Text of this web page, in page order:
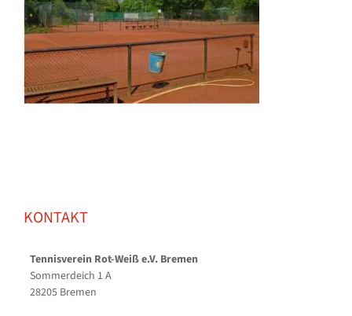
KONTAKT
Tennisverein Rot-Weiß e.V. Bremen
Sommerdeich 1 A
28205 Bremen